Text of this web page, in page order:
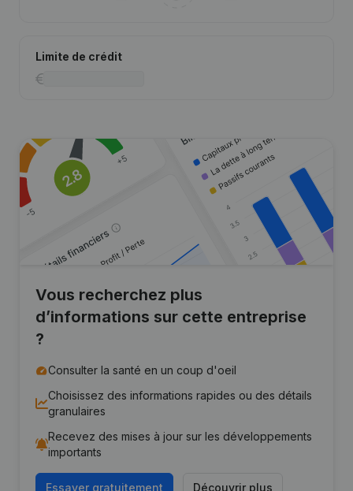
Limite de crédit
Vous recherchez plus
d’informations sur cette entreprise
?
Consulter la santé en un coup d'oeil
Choisissez des informations rapides ou des détails
granulaires
Recevez des mises à jour sur les développements
importants
Essayer gratuitement Découvrir plus